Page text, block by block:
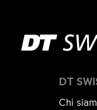
DT
Chi